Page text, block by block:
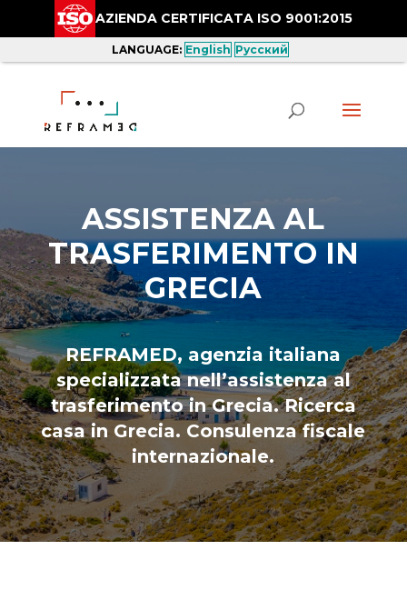
ASSISTENZA AL
TRASFERIMENTO IN
GRECIA
REFRAMED, agenzia italiana
specializzata nell’assistenza al
trasferimento in Grecia. Ricerca
casa in Grecia. Consulenza fiscale
internazionale.
AZIENDA CERTIFICATA ISO 9001:2015
LANGUAGE: English Русский